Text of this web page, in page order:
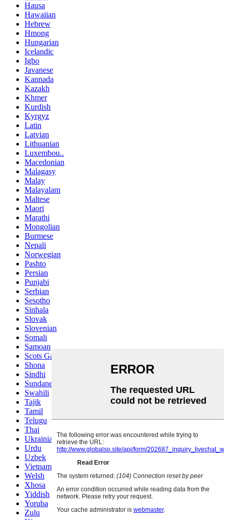
Hausa
Hawaiian
Hebrew
Hmong
Hungarian
Icelandic
Igbo
Javanese
Kannada
Kazakh
Khmer
Kurdish
Kyrgyz
Latin
Latvian
Lithuanian
Luxembou..
Macedonian
Malagasy
Malay
Malayalam
Maltese
Maori
Marathi
Mongolian
Burmese
Nepali
Norwegian
Pashto
Persian
Punjabi
Serbian
Sesotho
Sinhala
Slovak
Slovenian
Somali
Samoan
Scots Gaelic
Shona
Sindhi
Sundanese
Swahili
Tajik
Tamil
Telugu
Thai
Ukrainian
Urdu
Uzbek
Vietnamese
Welsh
Xhosa
Yiddish
Yoruba
Zulu